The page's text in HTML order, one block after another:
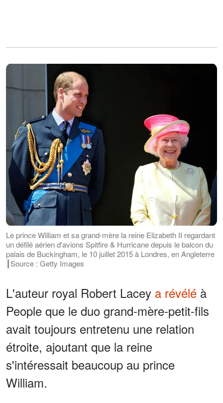
Le prince William et sa grand-mère la reine Elizabeth II regardant
un défilé aérien d'avions Spitfire & Hurricane depuis le balcon du
palais de Buckingham, le 10 juillet 2015 à Londres, en Angleterre
┃Source : Getty Images
L'auteur royal Robert Lacey a révélé à
People que le duo grand-mère-petit-fils
avait toujours entretenu une relation
étroite, ajoutant que la reine
s'intéressait beaucoup au prince
William.